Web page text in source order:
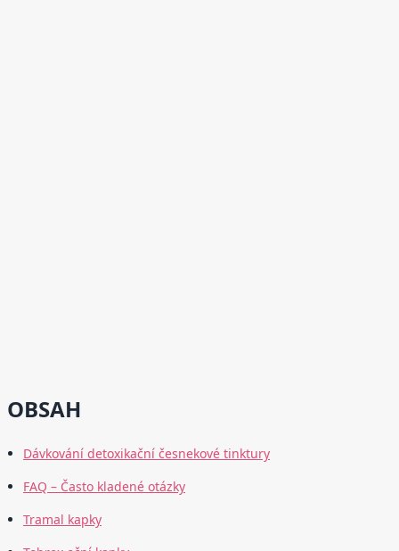
OBSAH
Dávkování detoxikační česnekové tinktury
FAQ – Často kladené otázky
Tramal kapky